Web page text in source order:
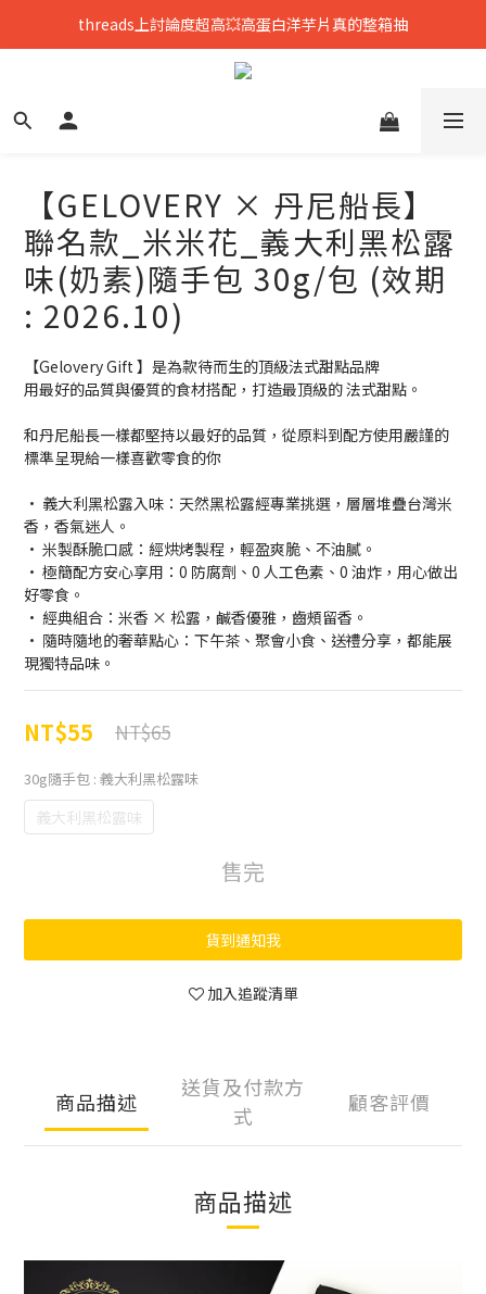
只到8/8💥全館699免運，再送熟香烏龍米米花
【GELOVERY × 丹尼船長】
聯名款_米米花_義大利黑松露
味(奶素)隨手包 30g/包 (效期
: 2026.10)
【Gelovery Gift 】是為款待而生的頂級法式甜點品牌
用最好的品質與優質的食材搭配，打造最頂級的 法式甜點。
和丹尼船長一樣都堅持以最好的品質，從原料到配方使用嚴謹的
標準呈現給一樣喜歡零食的你
• 義大利黑松露入味：天然黑松露經專業挑選，層層堆疊台灣米
香，香氣迷人。
• 米製酥脆口感：經烘烤製程，輕盈爽脆、不油膩。
• 極簡配方安心享用：0 防腐劑、0 人工色素、0 油炸，用心做出
好零食。
• 經典組合：米香 × 松露，鹹香優雅，齒頰留香。
• 隨時隨地的奢華點心：下午茶、聚會小食、送禮分享，都能展
現獨特品味。
NT$55 NT$65
30g隨手包 : 義大利黑松露味
義大利黑松露味
售完
貨到通知我
加入追蹤清單
商品描述
送貨及付款方
式
顧客評價
商品描述